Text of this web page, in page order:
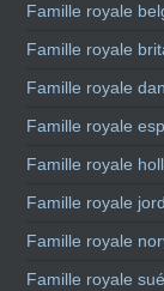
Famille royale
Famille royale
Famille royale
Famille royale
Famille royale
Famille royale
Famille royale
Famille royale